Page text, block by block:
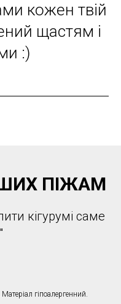
кожен твій
щастям і
:)
ПІЖАМ
кігурумі саме
гіпоалергенний.